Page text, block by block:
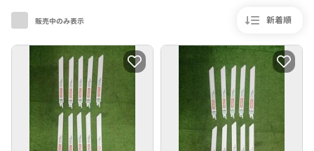
新着順
販売中のみ表示